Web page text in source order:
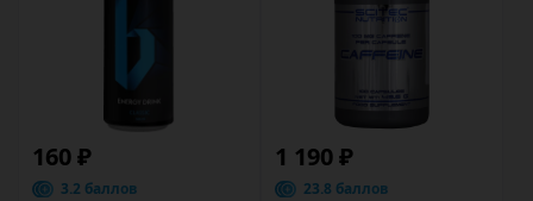
160 ₽
3.2 баллов
1 190 ₽
23.8 баллов